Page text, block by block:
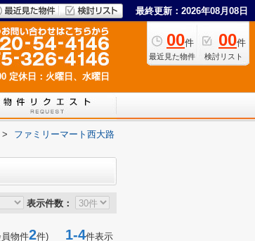
最終更新：2026年08月08日
00件
最近見た物件
00件
検討リスト
定休日：火曜日、水曜日
>
ファミリーマート西大路
表示件数：
物件2件) 1-4件表示